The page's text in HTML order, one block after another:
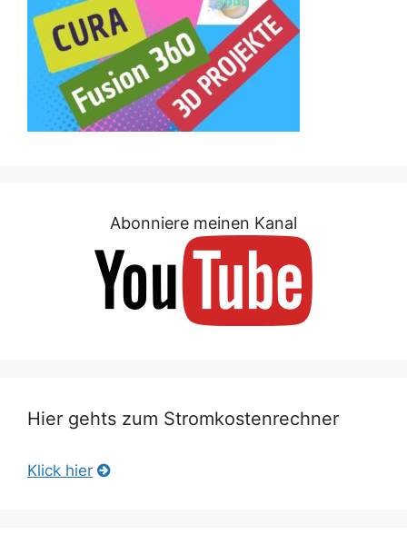
Abonniere meinen Kanal
Hier gehts zum Stromkostenrechner
Klick hier